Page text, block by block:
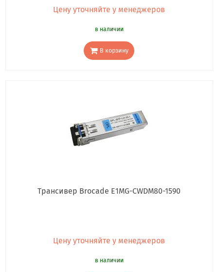
Цену уточняйте у менеджеров
в наличии
В корзину
Трансивер Brocade E1MG-CWDM80-1590
Цену уточняйте у менеджеров
в наличии